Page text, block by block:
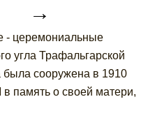
→
- церемониальные
угла Трафальгарской
сооружена в 1910
в память о своей матери,